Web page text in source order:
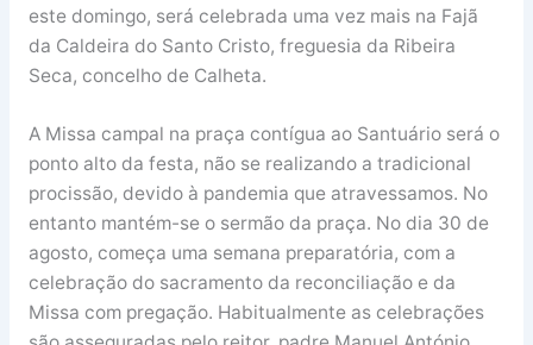
este domingo, será celebrada uma vez mais na Fajã
da Caldeira do Santo Cristo, freguesia da Ribeira
Seca, concelho de Calheta.
A Missa campal na praça contígua ao Santuário será o
ponto alto da festa, não se realizando a tradicional
procissão, devido à pandemia que atravessamos. No
entanto mantém-se o sermão da praça. No dia 30 de
agosto, começa uma semana preparatória, com a
celebração do sacramento da reconciliação e da
Missa com pregação. Habitualmente as celebrações